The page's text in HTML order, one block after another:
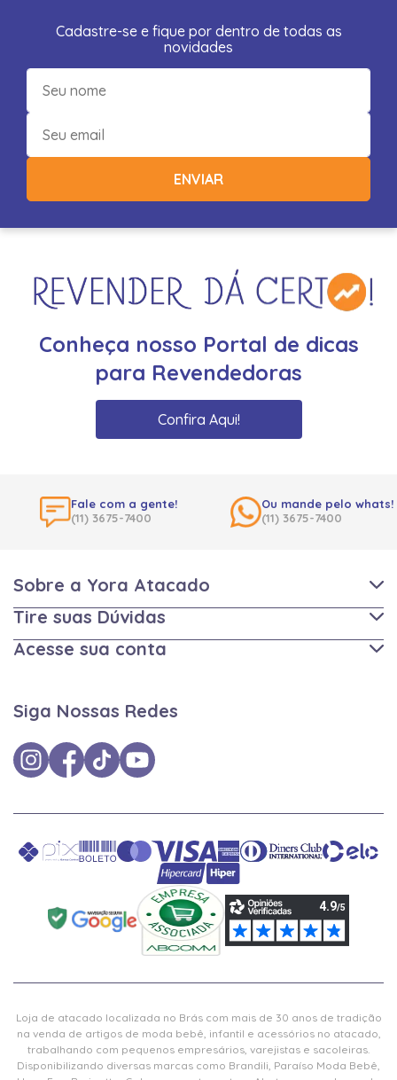
Cadastre-se e fique por dentro de todas as
novidades
ENVIAR
Conheça nosso Portal de dicas
para Revendedoras
Confira Aqui!
Fale com a gente!
(11) 3675-7400
Ou mande pelo whats!
(11) 3675-7400
Sobre a Yora Atacado
Tire suas Dúvidas
Acesse sua conta
Siga Nossas Redes
Loja de atacado localizada no Brás com mais de 30 anos de tradição
na venda de artigos de moda bebê, infantil e acessórios no atacado,
trabalhando com pequenos empresários, varejistas e sacoleiras.
Disponibilizando diversas marcas como Brandili, Paraíso Moda Bebê,